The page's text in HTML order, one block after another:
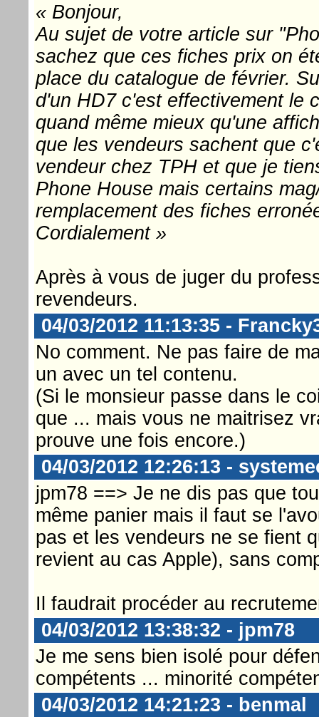
« Bonjour,
Au sujet de votre article sur
sachez que ces fiches prix on
place du catalogue de février.
d'un HD7 c'est effectivement le
quand même mieux qu'une
que les vendeurs sachent que
vendeur chez TPH et que je
Phone House mais certains
remplacement des fiches
Cordialement »
Après à vous de juger du
revendeurs.
04/03/2012 11:13:35 -
No comment. Ne pas faire de
un avec un tel contenu.
(Si le monsieur passe dans le
que ... mais vous ne maitrisez
prouve une fois encore.)
04/03/2012 12:26:13 -
jpm78 ==> Je ne dis pas que
même panier mais il faut se
pas et les vendeurs ne se fient
revient au cas Apple), sans
Il faudrait procéder au
04/03/2012 13:38:32 - jpm78
Je me sens bien isolé pour
compétents ... minorité
04/03/2012 14:21:23 - benmal